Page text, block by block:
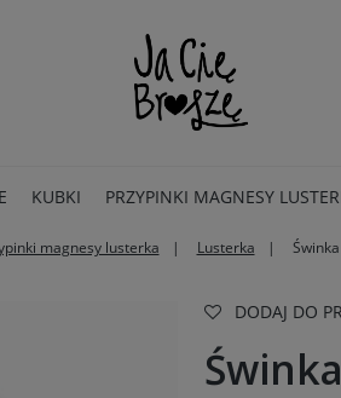
KUBKI PRZYPINKI MAGNESY
magnesy lusterka Lusterka
DODAJ DO